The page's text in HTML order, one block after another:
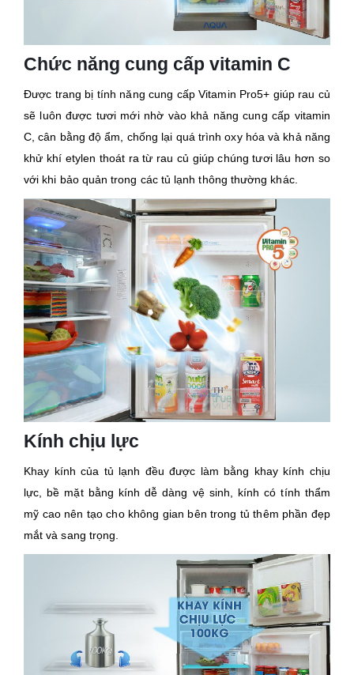
Chức năng cung cấp vitamin C
Được trang bị tính năng cung cấp Vitamin Pro5+ giúp rau củ
sẽ luôn được tươi mới nhờ vào khả năng cung cấp vitamin
C, cân bằng độ ẩm, chống lại quá trình oxy hóa và khả năng
khử khí etylen thoát ra từ rau củ giúp chúng tươi lâu hơn so
với khi bảo quản trong các tủ lạnh thông thường khác.
Kính chịu lực
Khay kính của tủ lạnh đều được làm bằng khay kính chịu
lực, bề mặt bằng kính dễ dàng vệ sinh, kính có tính thẩm
mỹ cao nên tạo cho không gian bên trong tủ thêm phần đẹp
mắt và sang trọng.